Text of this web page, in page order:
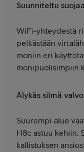
Suunniteltu
WiFi-yhteydestä
pelkästään
moniin eri
monipuolisimpiin
Älykäs silmä
Suurempi alue
H8c astuu kehiin.
kallistuksen